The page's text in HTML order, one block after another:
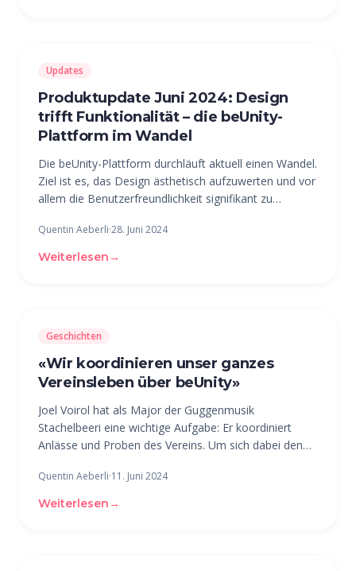
Updates
Produktupdate Juni 2024: Design
trifft Funktionalität – die beUnity-
Plattform im Wandel
Die beUnity-Plattform durchläuft aktuell einen Wandel.
Ziel ist es, das Design ästhetisch aufzuwerten und vor
allem die Benutzerfreundlichkeit signifikant zu
Reise konnten bereits erfolgreich umgesetzt werden.
Das Plattform-Team
Quentin Aeberli·28. Juni 2024
Weiterlesen →
Geschichten
«Wir koordinieren unser ganzes
Vereinsleben über beUnity»
Joel Voirol hat als Major der Guggenmusik
Stachelbeeri eine wichtige Aufgabe: Er koordiniert
Anlässe und Proben des Vereins. Um sich dabei den
Jahren auf die beUnity-Plattform. Der 30-Jährige ist
begeistert: «Es macht
Quentin Aeberli·11. Juni 2024
Weiterlesen →